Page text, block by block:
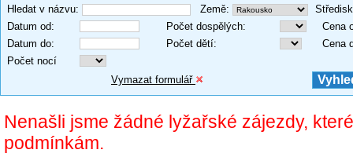
Hledat v názvu: Země:
Datum od: Počet dospělých:
Cena
Datum do: Počet dětí:
Cena
Počet nocí
Vymazat formulář
Nenašli jsme žádné lyžařské zájezdy,
podmínkám.